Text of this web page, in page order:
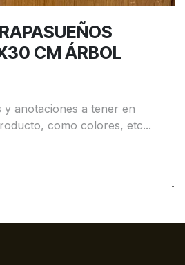
CM ÁRBOL